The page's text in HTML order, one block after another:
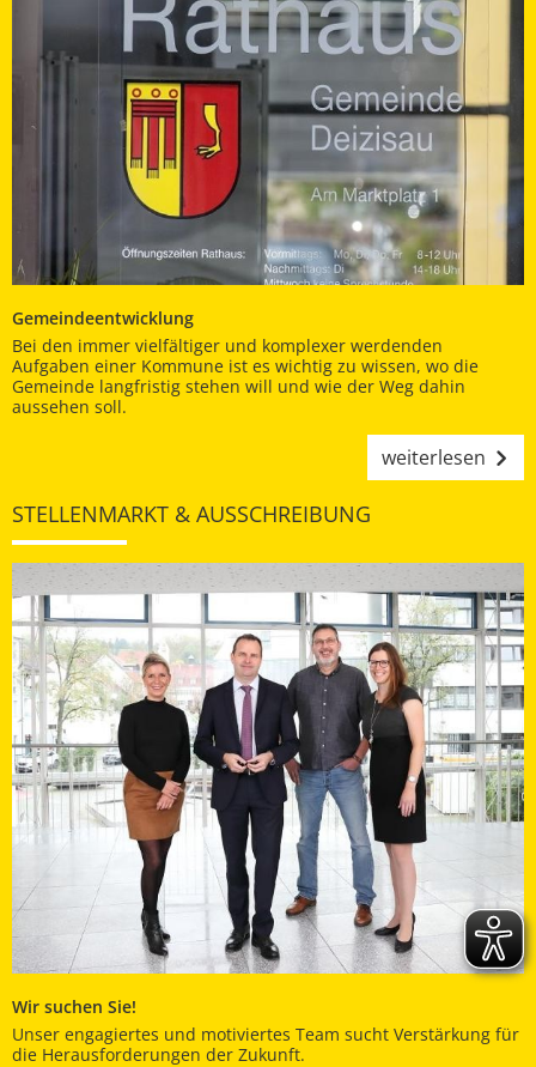
Gemeindeentwicklung
Bei den immer vielfältiger und komplexer werdenden
Aufgaben einer Kommune ist es wichtig zu wissen, wo die
Gemeinde langfristig stehen will und wie der Weg dahin
aussehen soll.
weiterlesen
STELLENMARKT & AUSSCHREIBUNG
Wir suchen Sie!
Unser engagiertes und motiviertes Team sucht Verstärkung für
die Herausforderungen der Zukunft.